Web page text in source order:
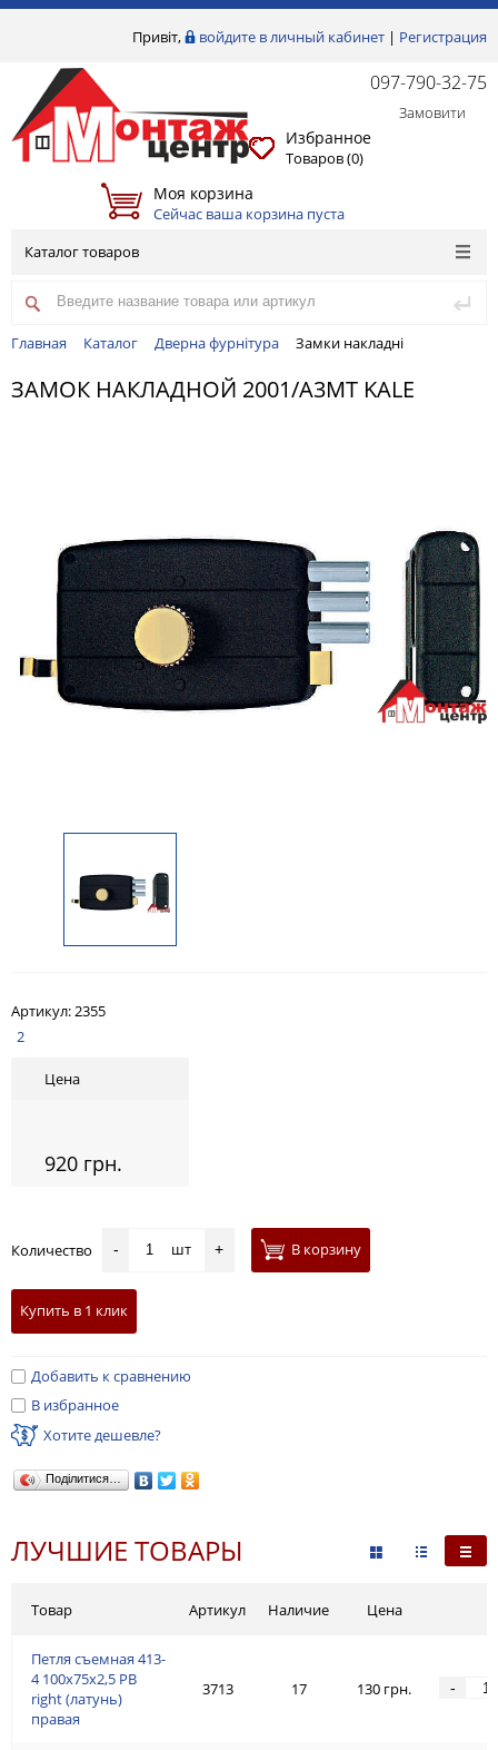
Привіт, войдите в личный кабинет | Регистрация
097-790-32-75
Замовити
Избранное
Товаров (0)
Моя корзина
Сейчас ваша корзина пуста
Каталог товаров
Главная Каталог Дверна фурнітура Замки накладні
ЗАМОК НАКЛАДНОЙ 2001/А3МТ KALE
Артикул:2355
2
Цена
920 грн.
Количество - шт + В корзину
Купить в 1 клик
Добавить к сравнению
В избранное
Хотите дешевле?
Поділитися…
ЛУЧШИЕ ТОВАРЫ
Товар
Петля съемная 413-
4 100x75x2,5 PB
right (латунь)
правая
Артикул Наличие Цена
3713 17 130 грн. -